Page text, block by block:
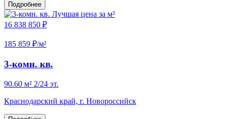
Подробнее
Лучшая цена за м²
16 838 850 ₽
185 859 ₽/м²
3-комн. кв.
90.60 м² 2/24 эт.
Краснодарский край, г. Новороссийск